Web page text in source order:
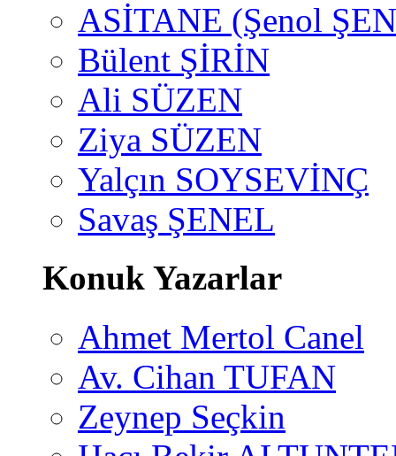
ASİTANE (Şenol
Bülent ŞİRİN
Ali SÜZEN
Ziya SÜZEN
Yalçın SOYSEVİNÇ
Savaş ŞENEL
Konuk Yazarlar
Ahmet Mertol Canel
Av. Cihan TUFAN
Zeynep Seçkin